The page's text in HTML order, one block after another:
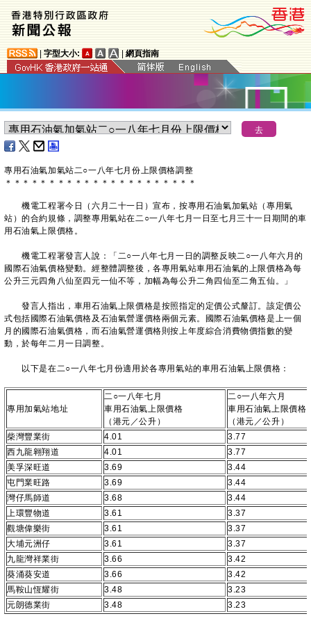
字型大小: 網頁指南
專用石油氣加氣站二○一八年七月份上限價格調整
＊ ＊ ＊ ＊ ＊ ＊ ＊ ＊ ＊ ＊ ＊ ＊ ＊ ＊ ＊ ＊ ＊ ＊ ＊ ＊ ＊ ＊
機電工程署今日（六月二十一日）宣布，按專用石油氣加氣站（專用氣
站）的合約規條，調整專用氣站在二○一八年七月一日至七月三十一日期間的車
用石油氣上限價格。
機電工程署發言人說：「二○一八年七月一日的調整反映二○一八年六月的
國際石油氣價格變動。經整體調整後，各專用氣站車用石油氣的上限價格為每
公升三元四角八仙至四元一仙不等，加幅為每公升二角四仙至二角五仙。」
發言人指出，車用石油氣上限價格是按照指定的定價公式釐訂。該定價公
式包括國際石油氣價格及石油氣營運價格兩個元素。國際石油氣價格是上一個
月的國際石油氣價格，而石油氣營運價格則按上年度綜合消費物價指數的變
動，於每年二月一日調整。
以下是在二○一八年七月份適用於各專用氣站的車用石油氣上限價格：
專用加氣站地址
二○一八年七月
車用石油氣上限價格
（港元／公升）
二○一八年六月
車用石油氣上限價格
（港元／公升）
柴灣豐業街
4.01
3.77
西九龍翱翔道
4.01
3.77
美孚深旺道
3.69
3.44
屯門業旺路
3.69
3.44
灣仔馬師道
3.68
3.44
上環豐物道
3.61
3.37
觀塘偉樂街
3.61
3.37
大埔元洲仔
3.61
3.37
九龍灣祥業街
3.66
3.42
葵涌葵安道
3.66
3.42
馬鞍山恆耀街
3.48
3.23
元朗德業街
3.48 3.23